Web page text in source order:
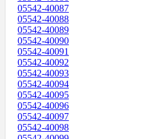
05542-40087
05542-40088
05542-40089
05542-40090
05542-40091
05542-40092
05542-40093
05542-40094
05542-40095
05542-40096
05542-40097
05542-40098